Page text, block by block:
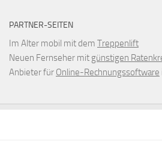
PARTNER-SEITEN
Im Alter mobil mit dem Treppenlift
Neuen Fernseher mit günstigen
Anbieter für Online-Rechnungssoftware